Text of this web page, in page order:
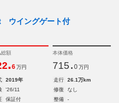
ウイングゲート付
総額
.6 万円
本体価格
715. 0 万円
2019年 走行
26.1万km
'26/11 修復
なし
保証付 整備
-